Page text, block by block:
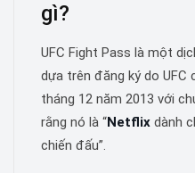
gì?
UFC Fight Pass là một
dựa trên đăng ký do UFC
tháng 12 năm 2013 với
rằng nó là “Netflix dành
chiến đấu”.